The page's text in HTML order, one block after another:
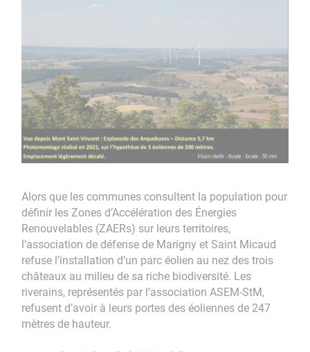
Alors que les communes consultent la population pour
définir les Zones d’Accélération des Énergies
Renouvelables (ZAERs) sur leurs territoires,
l’association de défense de Marigny et Saint Micaud
refuse l’installation d’un parc éolien au nez des trois
châteaux au milieu de sa riche biodiversité. Les
riverains, représentés par l’association ASEM-StM,
refusent d’avoir à leurs portes des éoliennes de 247
mètres de hauteur.